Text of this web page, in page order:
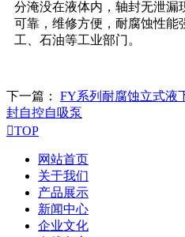
分淹没在液体内，轴封无泄漏
可靠，维修方便，耐腐蚀性能
工、石油等工业部门。
下一篇： FY系列耐腐蚀立式液
封自控自吸泵
TOP
网站首页
关于我们
产品展示
新闻中心
企业文化